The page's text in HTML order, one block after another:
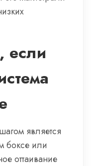
если
является
боксе или
оттаивание